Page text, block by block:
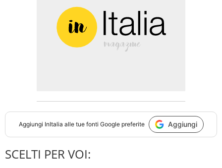
Aggiungi InItalia alle tue fonti Google preferite Aggiungi
SCELTI PER VOI: